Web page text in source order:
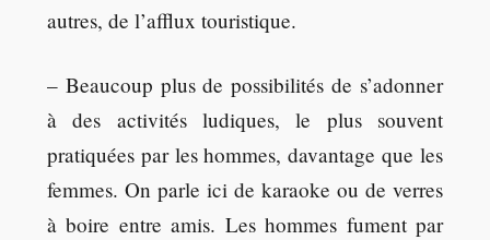
autres, de l’afflux touristique.
– Beaucoup plus de possibilités de s’adonner
à des activités ludiques, le plus souvent
pratiquées par les hommes, davantage que les
femmes. On parle ici de karaoke ou de verres
à boire entre amis. Les hommes fument par